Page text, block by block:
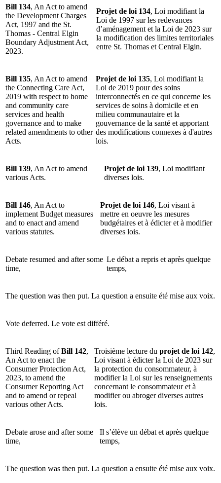
Bill 134, An Act to amend
the Development Charges
Act, 1997 and the St.
Thomas - Central Elgin
Boundary Adjustment Act,
2023.
Projet de loi 134, Loi modifiant la
Loi de 1997 sur les redevances
d’aménagement et la Loi de 2023 sur
la modification des limites territoriales
entre St. Thomas et Central Elgin.
Bill 135, An Act to amend
the Connecting Care Act,
2019 with respect to home
and community care
services and health
governance and to make
related amendments to other
Acts.
Projet de loi 135, Loi modifiant la
Loi de 2019 pour des soins
interconnectés en ce qui concerne les
services de soins à domicile et en
milieu communautaire et la
gouvernance de la santé et apportant
des modifications connexes à d'autres
lois.
Bill 139, An Act to amend
various Acts.
Projet de loi 139, Loi modifiant
diverses lois.
Bill 146, An Act to
implement Budget measures
and to enact and amend
various statutes.
Projet de loi 146, Loi visant à
mettre en oeuvre les mesures
budgétaires et à édicter et à modifier
diverses lois.
Debate resumed and after some
time,
Le débat a repris et après quelque
temps,
The question was then put. La question a ensuite été mise aux voix.
Vote deferred. Le vote est différé.
Third Reading ofBill 142,
An Act to enact the
Consumer Protection Act,
2023, to amend the
Consumer Reporting Act
and to amend or repeal
various other Acts.
Troisième lecture du projet de loi 142,
Loi visant à édicter la Loi de 2023 sur
la protection du consommateur, à
modifier la Loi sur les renseignements
concernant le consommateur et à
modifier ou abroger diverses autres
lois.
Debate arose and after some
time,
Il s’élève un débat et après quelque
temps,
The question was then put. La question a ensuite été mise aux voix.